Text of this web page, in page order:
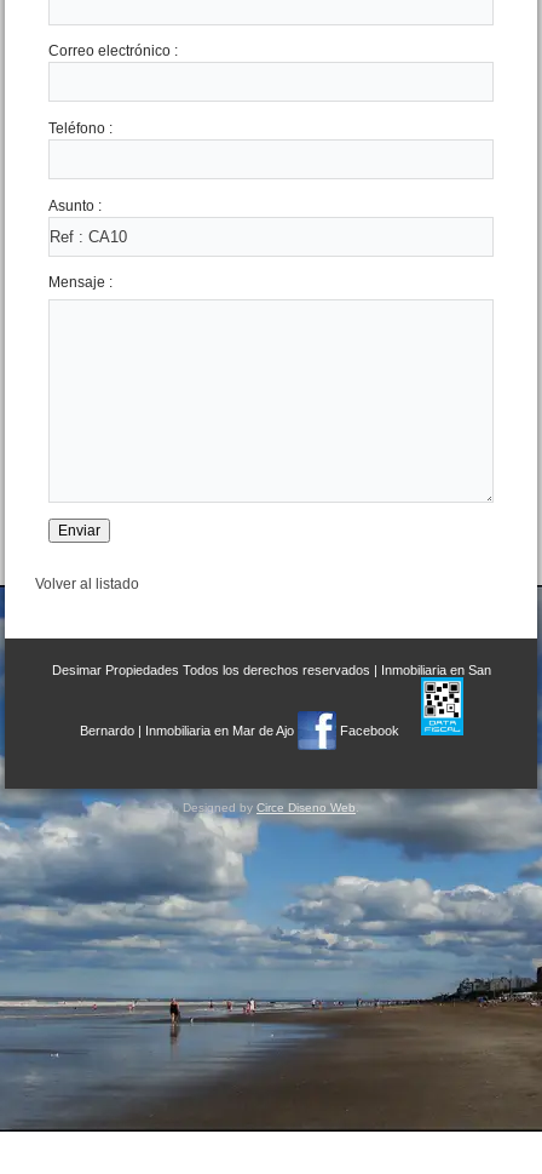
esq. Mendoza Costa Azul
Precio :
Correo electrónico :
Teléfono :
Asunto :
Mensaje :
Volver al listado
Desimar Propiedades Todos los derechos reservados | Inmobiliaria en San
Bernardo| Inmobiliaria en Mar de Ajo Facebook
Designed by Circe Diseno Web